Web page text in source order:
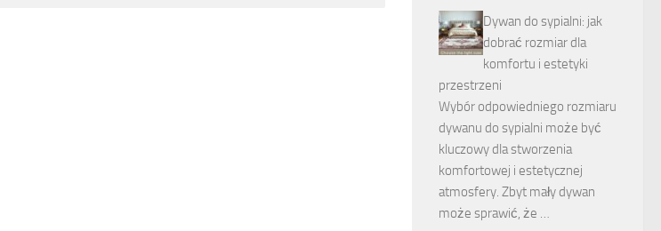
Dywan do sypialni: jak
dobrać rozmiar dla
komfortu i estetyki
przestrzeni
Wybór odpowiedniego rozmiaru
dywanu do sypialni może być
kluczowy dla stworzenia
komfortowej i estetycznej
atmosfery. Zbyt mały dywan
może sprawić, że …